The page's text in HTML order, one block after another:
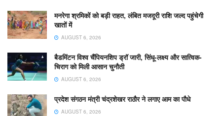
मनरेगा श्रमिकों को बड़ी राहत, लंबित मजदूरी राशि जल्द पहुंचेगी
खातों में
AUGUST 6, 2026
बैडमिंटन विश्व चैंपियनशिप ड्रॉ जारी, सिंधू-लक्ष्य और सात्विक-
चिराग को मिली आसान चुनौती
AUGUST 6, 2026
प्रदेश संगठन मंत्री चंद्रशेखर राठौर ने लगाए आम का पौधे
AUGUST 6, 2026